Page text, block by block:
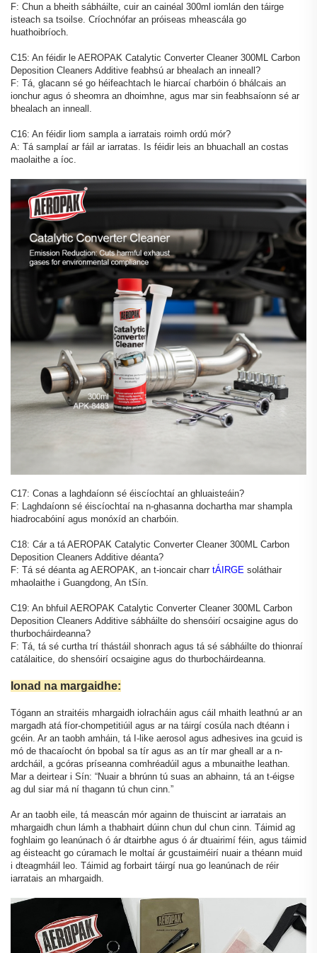
F: Chun a bheith sábháilte, cuir an cainéal 300ml iomlán den táirge
isteach sa tsoilse. Críochnófar an próiseas mheascála go
huathoibríoch.
C15: An féidir le AEROPAK Catalytic Converter Cleaner 300ML Carbon
Deposition Cleaners Additive feabhsú ar bhealach an inneall?
F: Tá, glacann sé go héifeachtach le hiarcaí charbóin ó bhálcais an
ionchur agus ó sheomra an dhoimhne, agus mar sin feabhsaíonn sé ar
bhealach an inneall.
C16: An féidir liom sampla a iarratais roimh ordú mór?
A: Tá samplaí ar fáil ar iarratas. Is féidir leis an bhuachall an costas
maolaithe a íoc.
C17: Conas a laghdaíonn sé éiscíochtaí an ghluaisteáin?
F: Laghdaíonn sé éiscíochtaí na n-ghasanna dochartha mar shampla
hiadrocabóiní agus monóxíd an charbóin.
C18: Cár a tá AEROPAK Catalytic Converter Cleaner 300ML Carbon
Deposition Cleaners Additive déanta?
F: Tá sé déanta ag AEROPAK, an t-ioncair charr tÁIRGE soláthair
mhaolaithe i Guangdong, An tSín.
C19: An bhfuil AEROPAK Catalytic Converter Cleaner 300ML Carbon
Deposition Cleaners Additive sábháilte do shensóirí ocsaigine agus do
thurbocháirdeanna?
F: Tá, tá sé curtha trí thástáil shonrach agus tá sé sábháilte do thionraí
catálaitice, do shensóirí ocsaigine agus do thurbocháirdeanna.
Ionad na margaidhe:
Tógann an straitéis mhargaidh iolracháin agus cáil mhaith leathnú ar an
margadh atá fíor-chompetitiúil agus ar na táirgí cosúla nach dtéann i
gcéin. Ar an taobh amháin, tá I-like aerosol agus adhesives ina gcuid is
mó de thacaíocht ón bpobal sa tír agus as an tír mar gheall ar a n-
ardcháil, a gcóras príseanna comhréadúil agus a mbunaithe leathan.
Mar a deirtear i Sín: “Nuair a bhrúnn tú suas an abhainn, tá an t-éigse
ag dul siar má ní thagann tú chun cinn.”
Ar an taobh eile, tá meascán mór againn de thuiscint ar iarratais an
mhargaidh chun lámh a thabhairt dúinn chun dul chun cinn. Táimid ag
foghlaim go leanúnach ó ár dtairbhe agus ó ár dtuairimí féin, agus táimid
ag éisteacht go cúramach le moltaí ár gcustaiméirí nuair a théann muid
i dteagmháil leo. Táimid ag forbairt táirgí nua go leanúnach de réir
iarratais an mhargaidh.